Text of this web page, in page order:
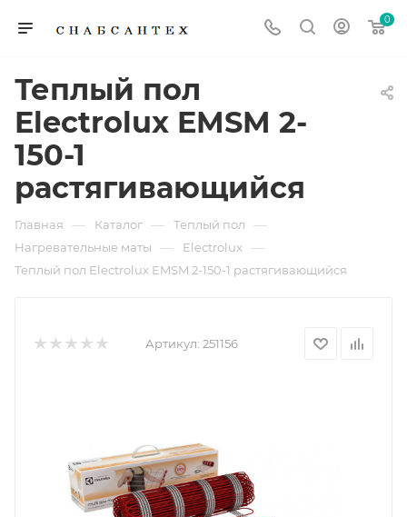
0
Теплый пол
Electrolux EMSM 2-
150-1
растягивающийся
Главная — Каталог — Теплый пол —
Нагревательные маты — Electrolux —
Теплый пол Electrolux EMSM 2-150-1 растягивающийся
Артикул: 251156